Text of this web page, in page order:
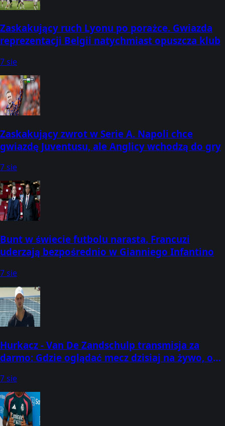
Zaskakujący ruch Lyonu po porażce. Gwiazda
reprezentacji Belgii natychmiast opuszcza klub
7 sie
Zaskakujący zwrot w Serie A. Napoli chce
gwiazdę Juventusu, ale Anglicy wchodzą do gry
7 sie
Bunt w świecie futbolu narasta. Francuzi
uderzają bezpośrednio w Gianniego Infantino
7 sie
Hurkacz - Van De Zandschulp transmisja za
darmo: Gdzie oglądać mecz dzisiaj na żywo, o
7 sie